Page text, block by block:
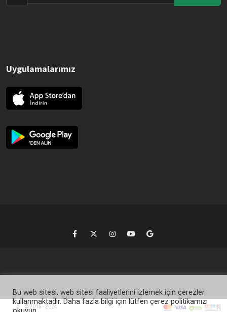
Uygulamalarımız
© 2015 - 2024
Bu web sitesi, web sitesi faaliyetlerini izlemek için çerezler
kullanmaktadır. Daha fazla bilgi için lütfen çerez politikamızı